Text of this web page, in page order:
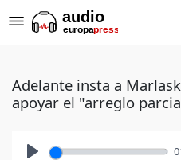
Adelante insta a
apoyar el "arreglo